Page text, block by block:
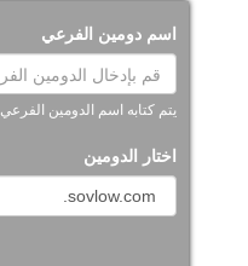
اسم دومين الفرعي
يتم كتابه اسم الدومين الفرعي sovlow.com.
اختار الدومين